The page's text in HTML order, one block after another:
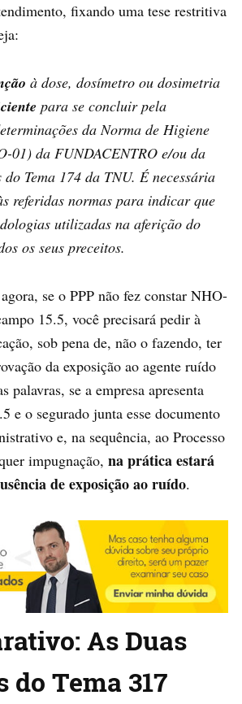
fixando uma tese restritiva
à dose, dosímetro ou dosimetria
para se concluir pela
da Norma de Higiene
01) da FUNDACENTRO e/ou da
Tema 174 da TNU. É necessária
referidas normas para indicar que
utilizadas na aferição do
os seus preceitos.
se o PPP não fez constar NHO-
15.5, você precisará pedir à
sob pena de, não o fazendo, ter
da exposição ao agente ruído
palavras, se a empresa apresenta
e o segurado junta esse documento
e, na sequência, ao Processo
impugnação, na prática estará
de exposição ao ruído.
As Duas
do Tema 317